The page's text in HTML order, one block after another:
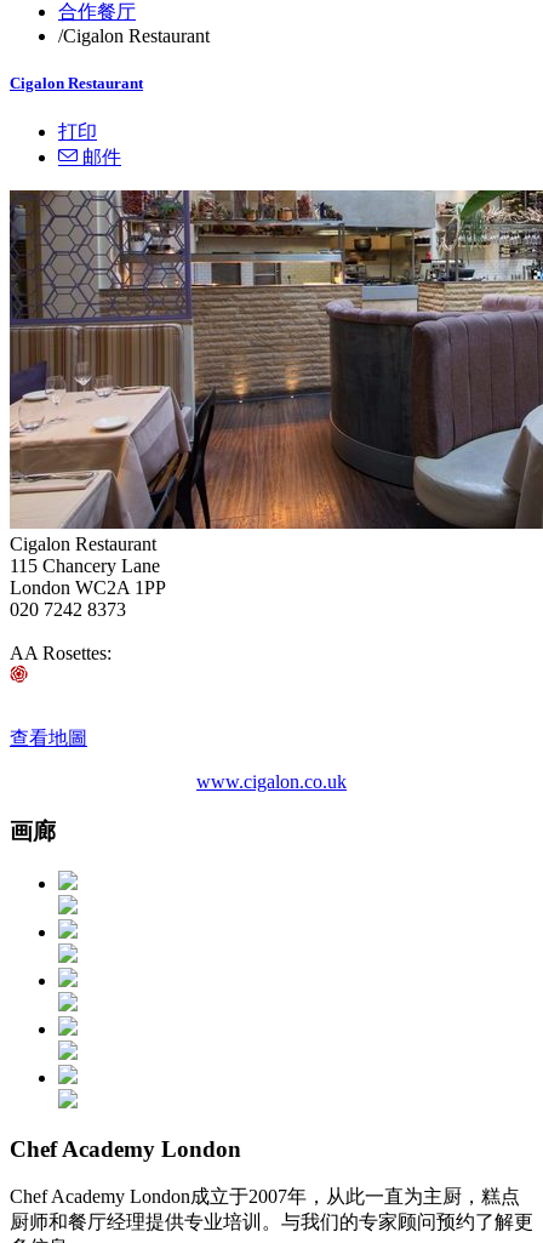
合作餐厅
/Cigalon Restaurant
Cigalon Restaurant
打印
邮件
Cigalon Restaurant
115 Chancery Lane
London WC2A 1PP
020 7242 8373
AA Rosettes:
查看地圖
www.cigalon.co.uk
画廊
Chef Academy London
Chef Academy London成立于2007年，从此一直为主厨，糕点
厨师和餐厅经理提供专业培训。与我们的专家顾问预约了解更